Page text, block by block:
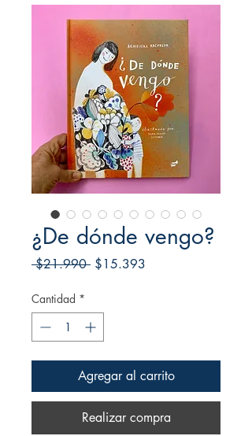
¿De dónde vengo?
$21.990 Precio
$15.393
Cantidad *
Agregar al carrito
Realizar compra